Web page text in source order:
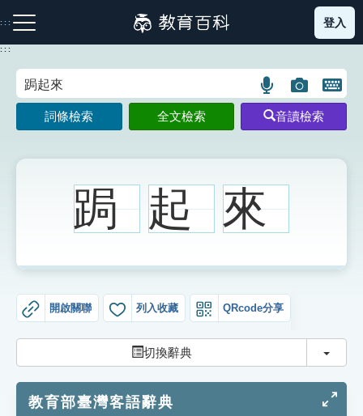
到
主
:::
注音索引圖示 筆畫索引圖示 部首索引表圖示
生字詞彙表
知識索引
登入
:::
語
言
搜
示
圖
片
搜
開
鍵
圖
詞條檢索 全文檢索 音讀檢索
跼 起 來
開啟關聯 列入收藏 QRcode分享
切換辭典 切換
教育部臺灣客語辭典